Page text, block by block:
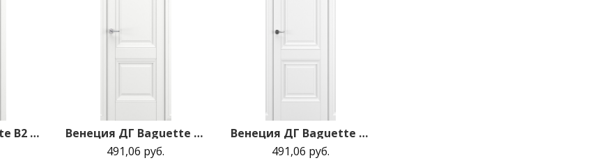
Турин ДГ Baguette B2 800*2000 Белый матовый
Венеция ДГ Baguette B3 800*2000 Белый матовый
491,06 руб.
Венеция ДГ Baguette B1 800*2000 Белый матовый
491,06 руб.